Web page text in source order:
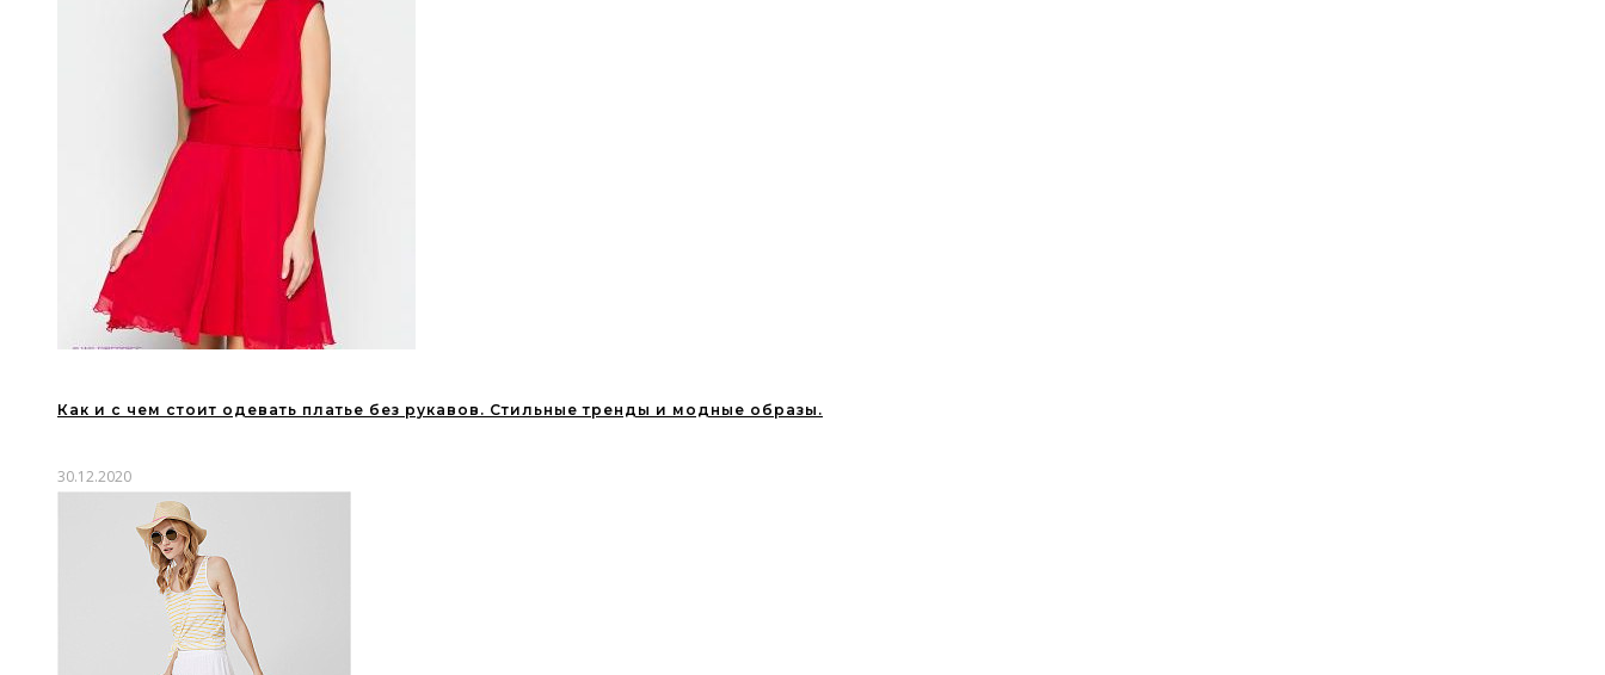
Как и с чем стоит одевать платье без рукавов. Стильные тренды и модные образы.
30.12.2020